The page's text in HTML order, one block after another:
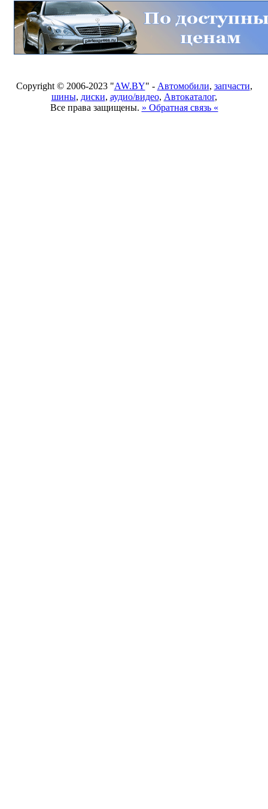
Copyright © 2006-2023 "AW.BY" - Автомобили, запчасти,
шины, диски, аудио/видео, Автокаталог,
Все права защищены. » Обратная связь «